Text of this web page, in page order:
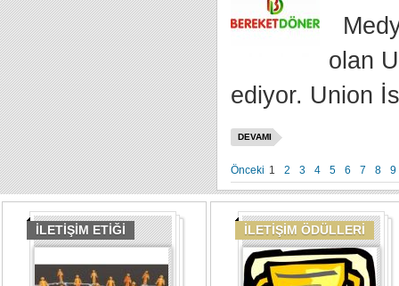
olan
ediyor. Union
DEVAMI
Önceki 1 2 3 4 5 6 7 8 9
İLETİŞİM ETİĞİ İLETİŞİM ÖDÜLLERİ